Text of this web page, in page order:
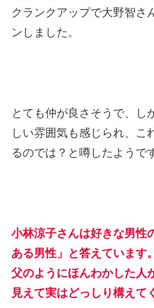
クランクアップで大野智さ
ンしました。
とても仲が良さそうで、し
しい雰囲気も感じられ、こ
るのでは？と噂したようで
小林涼子さんは好きな男性
ある男性」と答えています
父のようにほんわかした人
見えて実はどっしり構えて